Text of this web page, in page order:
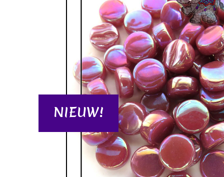
Glasmozaïek steentjes
Glasmozaïek steentjes Speciale
Glasmozaïek steentjes
Keramische
Keramische
Keramische
Keramische
Keramische
Geglazuurde
Binnen
Buiten tegels Cesi
NIEUW!